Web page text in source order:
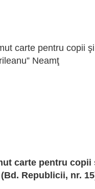
carte pentru copii
Neamţ
carte pentru
Republicii, nr.